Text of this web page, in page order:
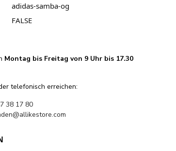
adidas-samba-og
FALSE
Montag bis Freitag von 9 Uhr bis 17.30
telefonisch erreichen:
38 17 80